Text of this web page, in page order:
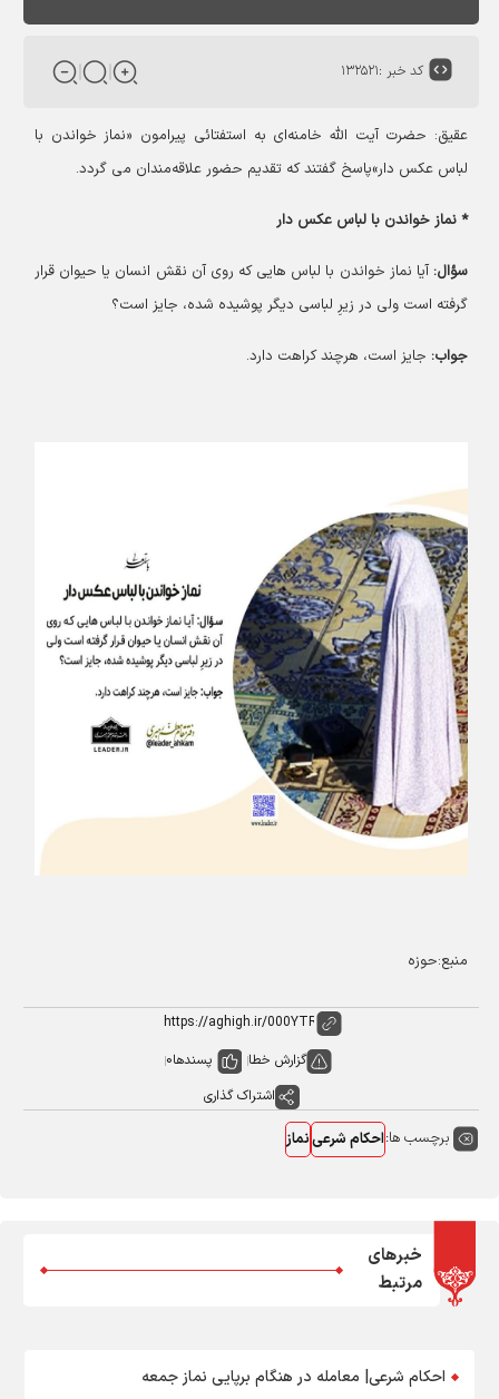
کد خبر :۱۳۲۵۲۱
عقیق: حضرت آیت الله خامنه‌ای به استفتائی پیرامون «نماز خواندن با
لباس عکس دار»پاسخ گفتند که تقدیم حضور علاقه‌مندان می گردد.
* نماز خواندن با لباس عکس دار
سؤال:آیا نماز خواندن با لباس هایی که روی آن نقش انسان یا حیوان قرار
گرفته است ولی در زیرِ لباسی دیگر پوشیده شده، جایز است؟
جواب:جایز است، هرچند کراهت دارد.
منبع:حوزه
گزارش خطا پسندها0
اشتراک گذاری
برچسب ها:احکام شرعینماز
خبرهای
مرتبط
احکام شرعی| معامله در هنگام برپایی نماز جمعه